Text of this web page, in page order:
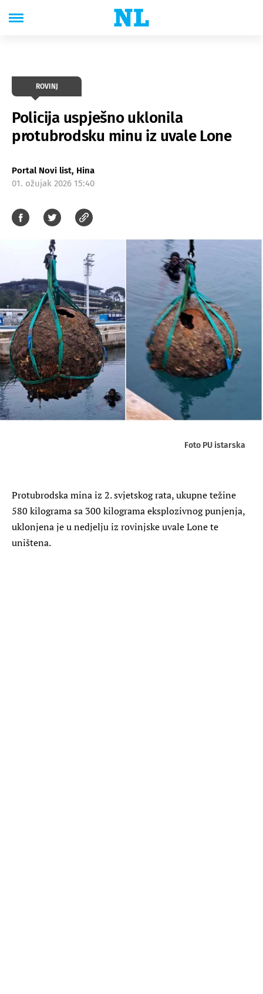
ROVINJ
Policija uspješno uklonila
protubrodsku minu iz uvale Lone
Portal Novi list, Hina
01. ožujak 2026 15:40
Foto PU istarska
Protubrodska mina iz 2. svjetskog rata, ukupne težine
580 kilograma sa 300 kilograma eksplozivnog punjenja,
uklonjena je u nedjelju iz rovinjske uvale Lone te
uništena.